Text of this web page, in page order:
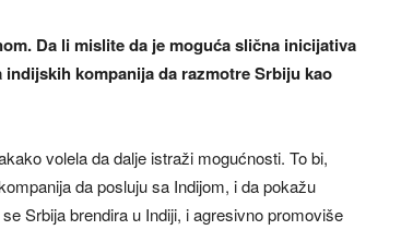
Da li mislite da je moguća slična inicijativa
kompanija da razmotre Srbiju kao
volela da dalje istraži mogućnosti. To bi,
da posluju sa Indijom, i da pokažu
Srbija brendira u Indiji, i agresivno promoviše